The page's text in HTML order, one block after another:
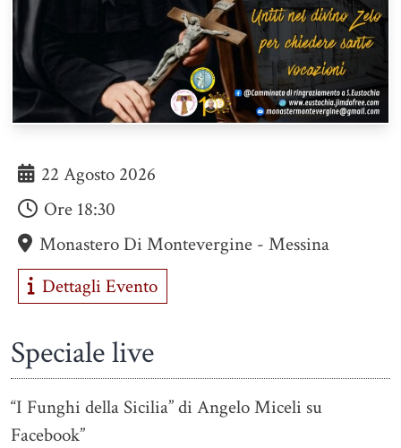
22 Agosto 2026
Ore 18:30
Monastero Di Montevergine - Messina
Dettagli Evento
Speciale live
“I Funghi della Sicilia” di Angelo Miceli su
Facebook”